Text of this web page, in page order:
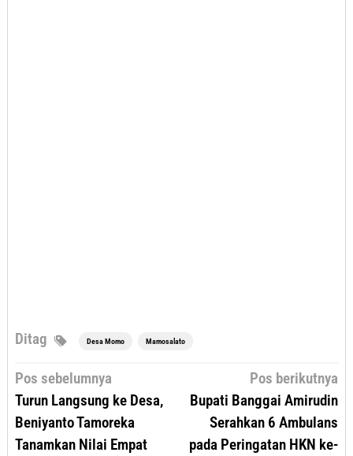
Ditag Desa Momo Mamosalato
Navigasi
pos
Pos sebelumnya
Turun Langsung ke Desa,
Beniyanto Tamoreka
Tanamkan Nilai Empat
Pos berikutnya
Bupati Banggai Amirudin
Serahkan 6 Ambulans
pada Peringatan HKN ke-